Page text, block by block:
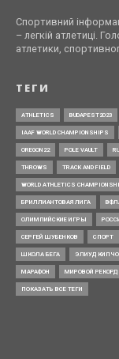
Спортивний
– легкій атлетиці.
атлетики,
ТЕГИ
ATHLETICS BUDAPEST2023
IAAF WORLD CHAMPIONSHIPS
OREGON22 POLE VAULT
THROWS TRACK AND FIELD
WORLD ATHLETICS
БРИЛЛИАНТОВАЯ ЛИГА
ОЛИМПИЙСКИЕ ИГРЫ
СЕРГЕЙ ШУБЕНКОВ СПОРТ
ШКОЛА БЕГА ЭЛИУД
МАРАФОН МИРОВОЙ РЕКОРД
ПОКАЗАТЬ ВСЕ ТЕГИ